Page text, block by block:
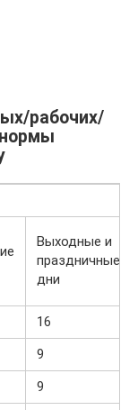
рабочих/
Выходные и
праздничные
дни
16
9
9